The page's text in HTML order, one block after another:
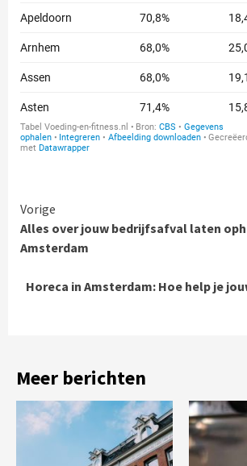
Continue
Reading
Vorige
Alles over jouw bedrijfsafval laten
Amsterdam
Horeca in Amsterdam: Hoe help je
Meer berichten